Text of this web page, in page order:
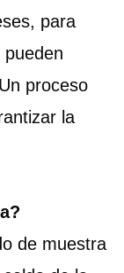
para
proceso
la
de muestra